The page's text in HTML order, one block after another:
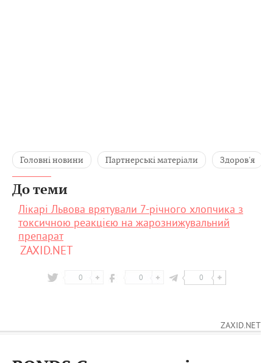
Головні новини Партнерські матеріали Здоров'я
До теми
Лікарі Львова врятували 7-річного хлопчика з
токсичною реакцією на жарознижувальний
препарат
ZAXID.NET
0 0 0
ZAXID.NET